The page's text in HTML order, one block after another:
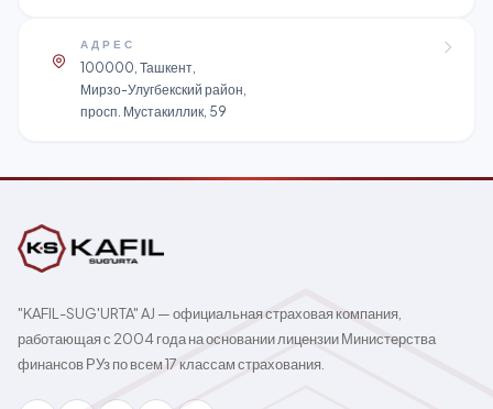
АДРЕС
100000, Ташкент,
Мирзо-Улугбекский район,
просп. Мустакиллик, 59
"KAFIL-SUG'URTA" AJ — официальная страховая компания,
работающая с 2004 года на основании лицензии Министерства
финансов РУз по всем 17 классам страхования.